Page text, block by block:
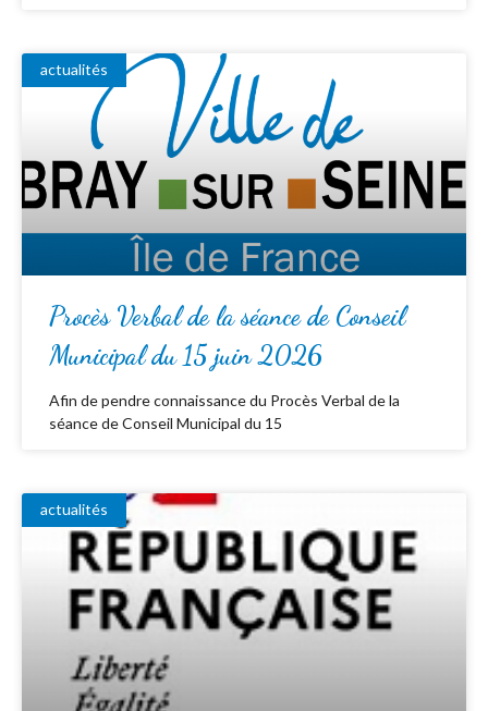
actualités
Procès Verbal de la séance de Conseil
Municipal du 15 juin 2026
Afin de pendre connaissance du Procès Verbal de la
séance de Conseil Municipal du 15
actualités